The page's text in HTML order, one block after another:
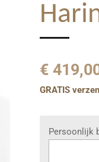
€
GRATIS
Persoonlijk